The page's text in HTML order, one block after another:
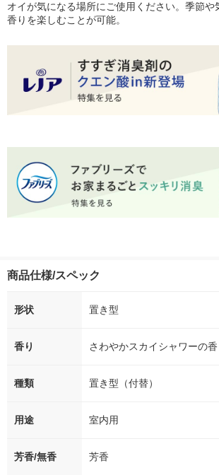
オイが気になる場所にご使用ください。季節や
香りを楽しむことが可能。
商品仕様/スペック
形状 置き型
香り さわやかスカイシャワーの香
種類 置き型（付替）
用途 室内用
芳香/無香 芳香